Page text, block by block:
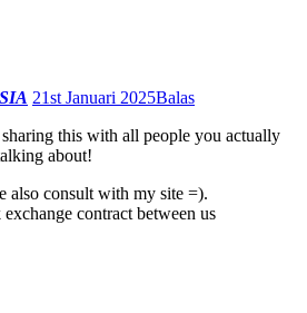
21st Januari 2025Balas
this with all people you actually
about!
also consult with my site =).
contract between us